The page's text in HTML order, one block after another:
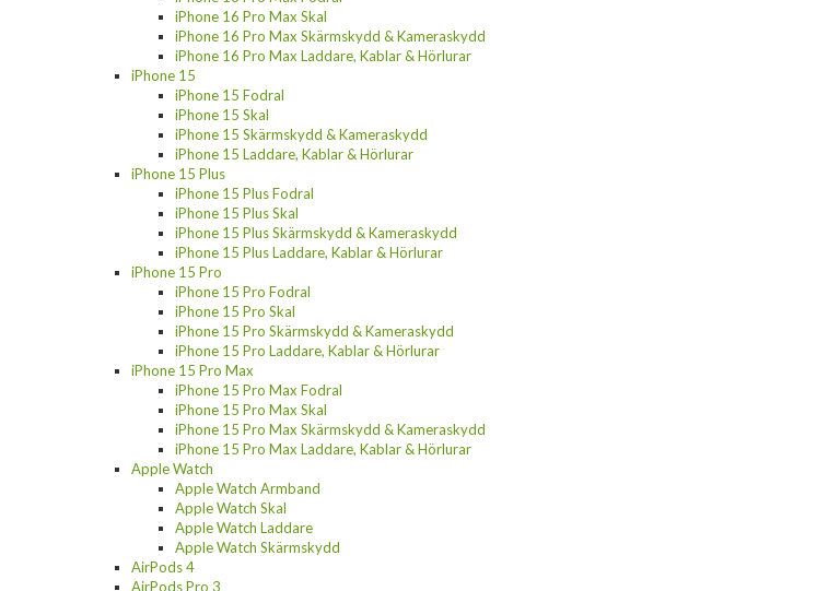
iPhone 16 Pro Max Skal
iPhone 16 Pro Max Skärmskydd & Kameraskydd
iPhone 16 Pro Max Laddare, Kablar & Hörlurar
iPhone 15
iPhone 15 Fodral
iPhone 15 Skal
iPhone 15 Skärmskydd & Kameraskydd
iPhone 15 Laddare, Kablar & Hörlurar
iPhone 15 Plus
iPhone 15 Plus Fodral
iPhone 15 Plus Skal
iPhone 15 Plus Skärmskydd & Kameraskydd
iPhone 15 Plus Laddare, Kablar & Hörlurar
iPhone 15 Pro
iPhone 15 Pro Fodral
iPhone 15 Pro Skal
iPhone 15 Pro Skärmskydd & Kameraskydd
iPhone 15 Pro Laddare, Kablar & Hörlurar
iPhone 15 Pro Max
iPhone 15 Pro Max Fodral
iPhone 15 Pro Max Skal
iPhone 15 Pro Max Skärmskydd & Kameraskydd
iPhone 15 Pro Max Laddare, Kablar & Hörlurar
Apple Watch
Apple Watch Armband
Apple Watch Skal
Apple Watch Laddare
Apple Watch Skärmskydd
AirPods 4
AirPods Pro 3